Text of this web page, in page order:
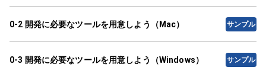
0-2 開発に必要なツールを用意しよう（Mac） サンプル
0-3 開発に必要なツールを用意しよう（Windows） サンプル